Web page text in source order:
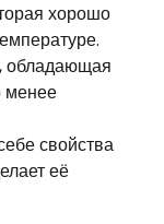
хорошо
обладающая
менее
свойства
её